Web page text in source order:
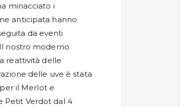
minacciato i
anticipata hanno
da eventi
nostro moderno
reattività delle
delle uve è stata
il Merlot e
Petit Verdot dal 4